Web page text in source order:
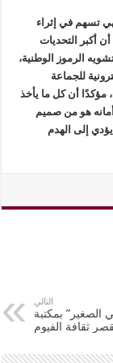
تسهم في إثراء
أكبر التحديات
الرموز الوطنية،
للجماعة
مؤكدًا أن كل ما يأخذ
هو من صميم
إلى الهدم
التالي
الصغير” بمكتبة
ثقافة الفيوم